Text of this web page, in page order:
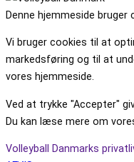
Denne hjemmeside bruger
Vi bruger cookies til at
markedsføring og til at
vores hjemmeside.
Ved at trykke "Accepter"
Du kan læse mere om
Volleyball Danmarks